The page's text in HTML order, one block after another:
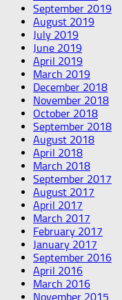
September 2019
August 2019
July 2019
June 2019
April 2019
March 2019
December 2018
November 2018
October 2018
September 2018
August 2018
April 2018
March 2018
September 2017
August 2017
April 2017
March 2017
February 2017
January 2017
September 2016
April 2016
March 2016
November 2015